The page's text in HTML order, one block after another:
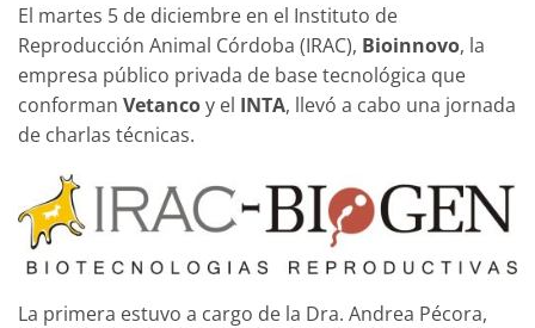
El martes 5 de diciembre en el Instituto de
Reproducción Animal Córdoba (IRAC), Bioinnovo, la
empresa público privada de base tecnológica que
conforman Vetancoy el INTA, llevó a cabo una jornada
de charlas técnicas.
La primera estuvo a cargo de la Dra. Andrea Pécora,